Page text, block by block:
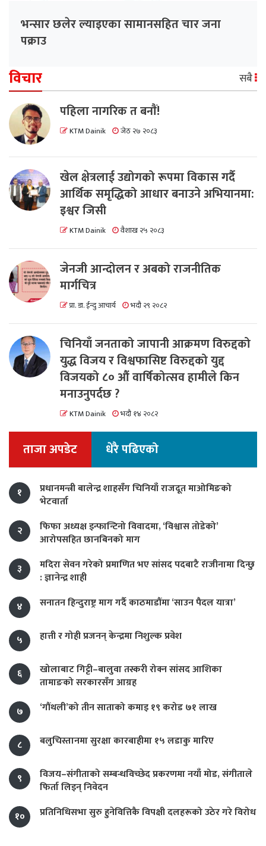
भन्सार छलेर ल्याइएका सामानसहित चार जना
पक्राउ
विचार सबै
पहिला नागरिक त बनाैं!
KTM Dainik जेठ २७ २०८३
खेल क्षेत्रलाई उद्योगको रूपमा विकास गर्दै
आर्थिक समृद्धिको आधार बनाउने अभियानमा:
इश्वर जिसी
KTM Dainik वैशाख २५ २०८३
जेनजी आन्दोलन र अबको राजनीतिक
मार्गचित्र
प्रा. डा. ईन्दु आचार्य भदौ २९ २०८२
चिनियाँ जनताको जापानी आक्रमण विरुद्दको
युद्ध विजय र विश्वफासिष्ट विरुद्दको युद्द
विजयको ८० औं वार्षिकोत्सव हामीले किन
मनाउनुपर्दछ ?
KTM Dainik भदौ १४ २०८२
ताजा अपडेट धेरै पढिएको
१
प्रधानमन्त्री बालेन्द्र शाहसँग चिनियाँ राजदूत माओमिङको
भेटवार्ता
२
फिफा अध्यक्ष इन्फान्टिनो विवादमा, ‘विश्वास तोडेको’
आरोपसहित छानबिनको माग
३
मदिरा सेवन गरेको प्रमाणित भए सांसद पदबाटै राजीनामा दिन्छु
: ज्ञानेन्द्र शाही
४
सनातन हिन्दुराष्ट्र माग गर्दै काठमाडौंमा ‘साउन पैदल यात्रा’
५ हात्ती र गोही प्रजनन् केन्द्रमा निशुल्क प्रवेश
६
खोलाबाट गिट्टी–बालुवा तस्करी रोक्न सांसद आशिका
तामाङको सरकारसँग आग्रह
७
‘गौंथली’को तीन साताको कमाइ १९ करोड ७१ लाख
८ बलुचिस्तानमा सुरक्षा कारबाहीमा १५ लडाकु मारिए
९
विजय–संगीताको सम्बन्धविच्छेद प्रकरणमा नयाँ मोड, संगीता‍ले
फिर्ता लिइन् निवेदन
१०
प्रतिनिधिसभा सुरु हुनेवित्तिकै विपक्षी दलहरूको उठेर गरे विरोध